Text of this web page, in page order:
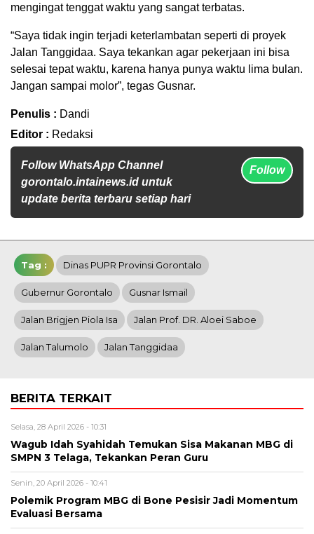
mengingat tenggat waktu yang sangat terbatas.
“Saya tidak ingin terjadi keterlambatan seperti di proyek
Jalan Tanggidaa. Saya tekankan agar pekerjaan ini bisa
selesai tepat waktu, karena hanya punya waktu lima bulan.
Jangan sampai molor”, tegas Gusnar.
Penulis : Dandi
Editor : Redaksi
Follow WhatsApp Channel
gorontalo.intainews.id untuk
update berita terbaru setiap hari
Follow
Tag : Dinas PUPR Provinsi Gorontalo
Gubernur Gorontalo Gusnar Ismail
Jalan Brigjen Piola Isa Jalan Prof. DR. Aloei Saboe
Jalan Talumolo Jalan Tanggidaa
BERITA TERKAIT
Selasa, 28 April 2026 - 10:31
Wagub Idah Syahidah Temukan Sisa Makanan MBG di
SMPN 3 Telaga, Tekankan Peran Guru
Senin, 20 April 2026 - 10:41
Polemik Program MBG di Bone Pesisir Jadi Momentum
Evaluasi Bersama